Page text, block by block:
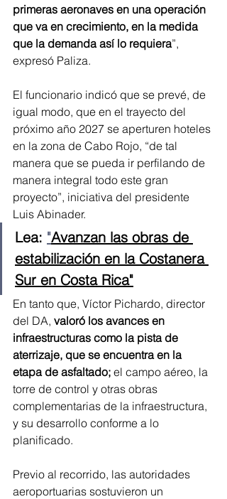
primeras aeronaves en una operación
que va en crecimiento, en la medida
que la demanda así lo requiera”,
expresó Paliza.
El funcionario indicó que se prevé, de
igual modo, que en el trayecto del
próximo año 2027 se aperturen hoteles
en la zona de Cabo Rojo, “de tal
manera que se pueda ir perfilando de
manera integral todo este gran
proyecto”, iniciativa del presidente
Luis Abinader.
Lea: "Avanzan las obras de
estabilización en la Costanera
Sur en Costa Rica"
En tanto que, Víctor Pichardo, director
del DA, valoró los avances en
infraestructuras como la pista de
aterrizaje, que se encuentra en la
etapa de asfaltado; el campo aéreo, la
torre de control y otras obras
complementarias de la infraestructura,
y su desarrollo conforme a lo
planificado.
Previo al recorrido, las autoridades
aeroportuarias sostuvieron un